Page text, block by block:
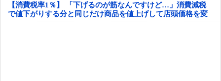
【消費税率1％】 「下げるのが筋なんですけど…」消費減税
で値下がりする分と同じだけ商品を値上げして店頭価格を変
えない店も